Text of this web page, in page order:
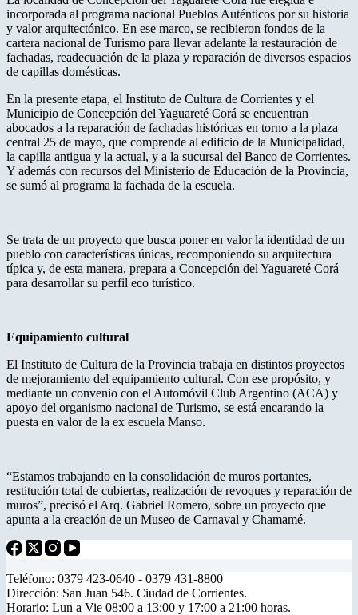
incorporada al programa nacional Pueblos Auténticos por su historia
y valor arquitectónico. En ese marco, se recibieron fondos de la
cartera nacional de Turismo para llevar adelante la restauración de
fachadas, readecuación de la plaza y reparación de diversos espacios
de capillas domésticas.
En la presente etapa, el Instituto de Cultura de Corrientes y el
Municipio de Concepción del Yaguareté Corá se encuentran
abocados a la reparación de fachadas históricas en torno a la plaza
central 25 de mayo, que comprende al edificio de la Municipalidad,
la capilla antigua y la actual, y a la sucursal del Banco de Corrientes.
Y además con recursos del Ministerio de Educación de la Provincia,
se sumó al programa la fachada de la escuela.
Se trata de un proyecto que busca poner en valor la identidad de un
pueblo con características únicas, recomponiendo su arquitectura
típica y, de esta manera, prepara a Concepción del Yaguareté Corá
para desarrollar su perfil eco turístico.
Equipamiento cultural
El Instituto de Cultura de la Provincia trabaja en distintos proyectos
de mejoramiento del equipamiento cultural. Con ese propósito, y
mediante un convenio con el Automóvil Club Argentino (ACA) y
apoyo del organismo nacional de Turismo, se está encarando la
puesta en valor de la ex escuela Manso.
“Estamos trabajando en la consolidación de muros portantes,
restitución total de cubiertas, realización de revoques y reparación de
muros”, precisó el Arq. Gabriel Romero, sobre un proyecto que
apunta a la creación de un Museo de Carnaval y Chamamé.
Teléfono: 0379 423-0640 - 0379 431-8800
Dirección: San Juan 546. Ciudad de Corrientes.
Horario: Lun a Vie 08:00 a 13:00 y 17:00 a 21:00 horas.